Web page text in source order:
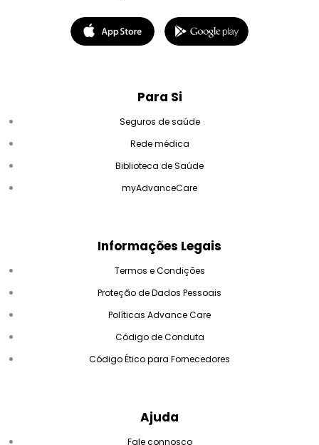
Para Si
Seguros de saúde
Rede médica
Biblioteca de Saúde
myAdvanceCare
Informações Legais
Termos e Condições
Proteção de Dados Pessoais
Políticas Advance Care
Código de Conduta
Código Ético para Fornecedores
Ajuda
Fale connosco